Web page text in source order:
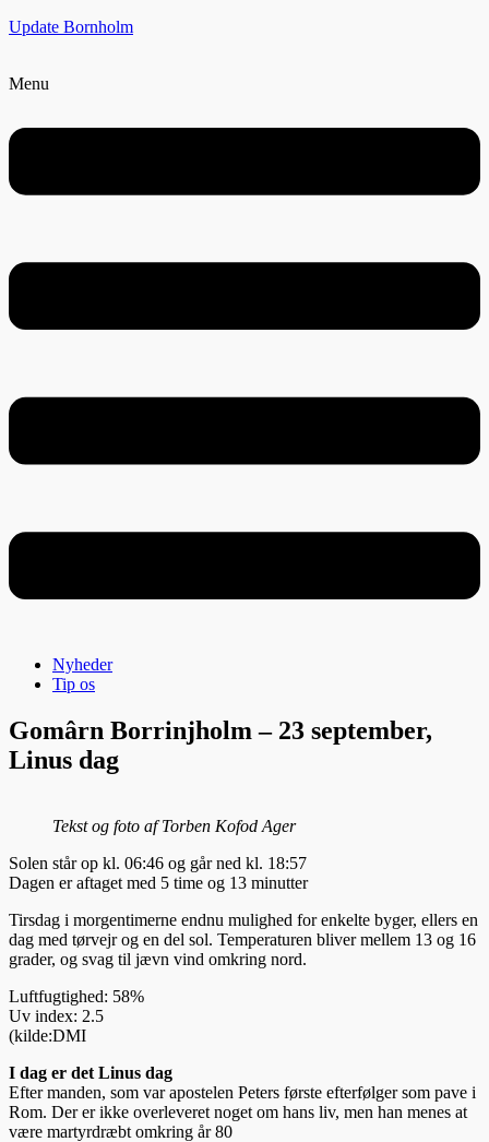
Update Bornholm
Menu
Nyheder
Tip os
Gomârn Borrinjholm – 23 september,
Linus dag
Tekst og foto af Torben Kofod Ager
Solen står op kl. 06:46 og går ned kl. 18:57
Dagen er aftaget med 5 time og 13 minutter
Tirsdag i morgentimerne endnu mulighed for enkelte byger, ellers en
dag med tørvejr og en del sol. Temperaturen bliver mellem 13 og 16
grader, og svag til jævn vind omkring nord.
Luftfugtighed: 58%
Uv index: 2.5
(kilde:DMI
I dag er det Linus dag
Efter manden, som var apostelen Peters første efterfølger som pave i
Rom. Der er ikke over­leveret noget om hans liv, men han menes at
være martyrdræbt omkring år 80